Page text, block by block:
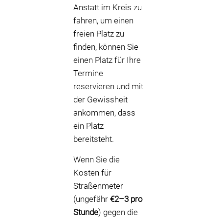
Anstatt im Kreis zu
fahren, um einen
freien Platz zu
finden, können Sie
einen Platz für Ihre
Termine
reservieren und mit
der Gewissheit
ankommen, dass
ein Platz
bereitsteht.
Wenn Sie die
Kosten für
Straßenmeter
(ungefähr €2–3 pro
Stunde) gegen die